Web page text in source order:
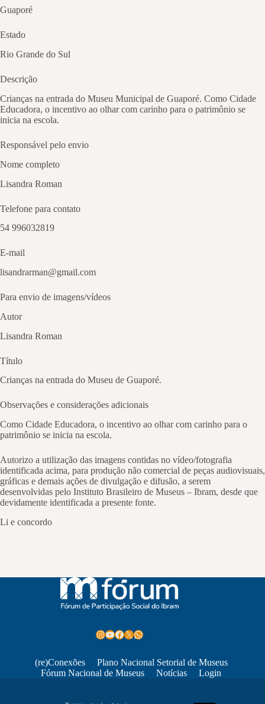
Guaporé
Estado
Rio Grande do Sul
Descrição
Crianças na entrada do Museu Municipal de Guaporé. Como Cidade
Educadora, o incentivo ao olhar com carinho para o patrimônio se
inicia na escola.
Responsável pelo envio
Nome completo
Lisandra Roman
Telefone para contato
54 996032819
E-mail
lisandrarman@gmail.com
Para envio de imagens/vídeos
Autor
Lisandra Roman
Título
Crianças na entrada do Museu de Guaporé.
Observações e considerações adicionais
Como Cidade Educadora, o incentivo ao olhar com carinho para o
patrimônio se inicia na escola.
Autorizo a utilização das imagens contidas no vídeo/fotografia
identificada acima, para produção não comercial de peças audiovisuais,
gráficas e demais ações de divulgação e difusão, a serem
desenvolvidas pelo Instituto Brasileiro de Museus – Ibram, desde que
devidamente identificada a presente fonte.
Li e concordo
Instagram
Youtube
Facebook
X WhatsApp
(re)Conexões
Plano Nacional Setorial de Museus
Fórum Nacional de Museus
Notícias Login